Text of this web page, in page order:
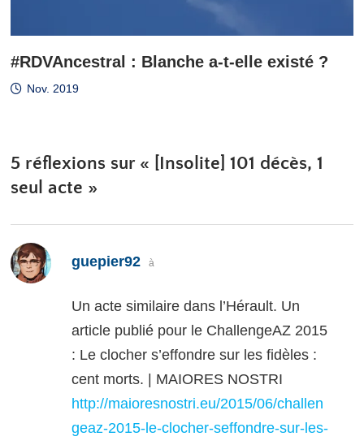
#RDVAncestral : Blanche a-t-elle existé ?
Nov. 2019
5 réflexions sur « [Insolite] 101 décès, 1
seul acte »
guepier92 dit :
à
Un acte similaire dans l’Hérault. Un
article publié pour le ChallengeAZ 2015
: Le clocher s’effondre sur les fidèles :
cent morts. | MAIORES NOSTRI
http://maioresnostri.eu/2015/06/challen
geaz-2015-le-clocher-seffondre-sur-les-